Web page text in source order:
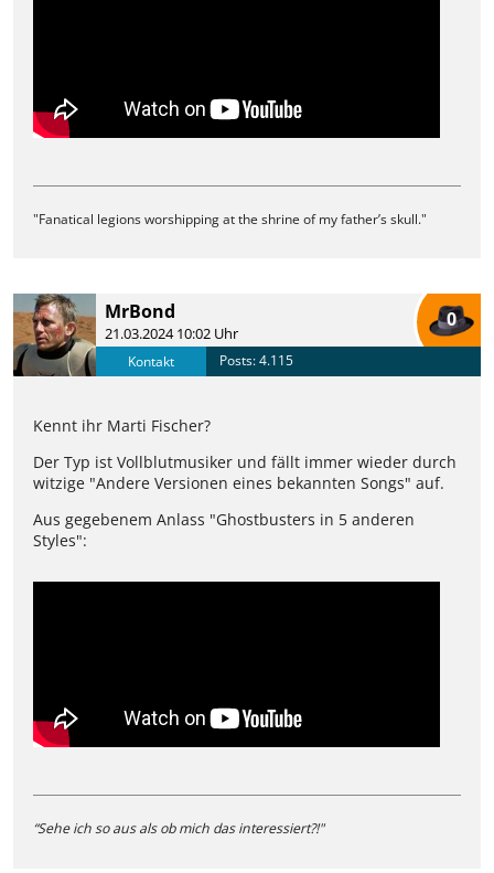
"Fanatical legions worshipping at the shrine of my father’s skull."
MrBond
21.03.2024 10:02 Uhr
0
Kontakt Posts: 4.115
Kennt ihr Marti Fischer?
Der Typ ist Vollblutmusiker und fällt immer wieder durch
witzige "Andere Versionen eines bekannten Songs" auf.
Aus gegebenem Anlass "Ghostbusters in 5 anderen
Styles":
“Sehe ich so aus als ob mich das interessiert?!"